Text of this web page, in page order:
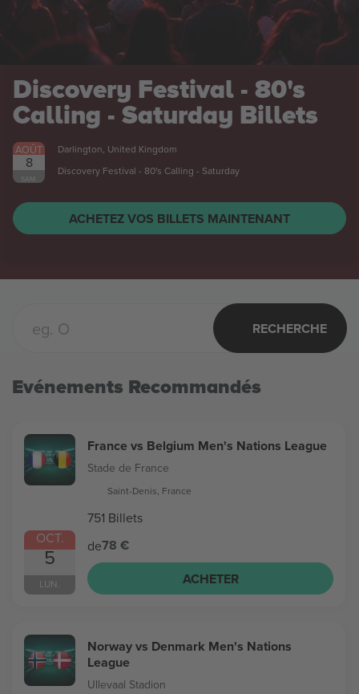
Discovery Festival - 80's
Calling - Saturday Billets
AOÛT
8
SAM.
Darlington, United Kingdom
Discovery Festival - 80's Calling - Saturday
ACHETEZ VOS BILLETS MAINTENANT
RECHERCHE
Evénements Recommandés
OCT.
5
LUN.
France vs Belgium Men's Nations League
Stade de France
Saint-Denis, France
751 Billets
de78 €
ACHETER
Norway vs Denmark Men's Nations
League
Ullevaal Stadion